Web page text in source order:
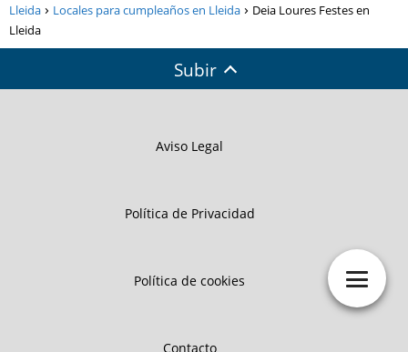
Lleida
Locales para cumpleaños en Lleida
Deia Loures Festes en
Lleida
Subir
Aviso Legal
Política de Privacidad
Política de cookies
Contacto